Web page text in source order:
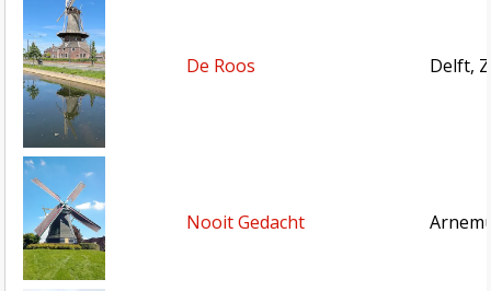
De Roos Delft,
Nooit Gedacht